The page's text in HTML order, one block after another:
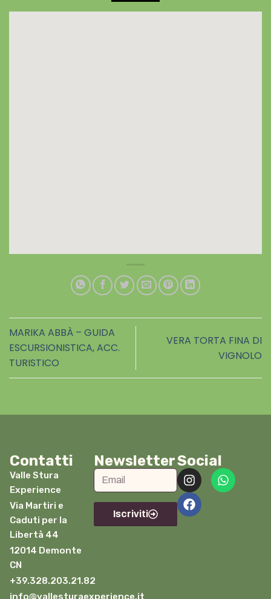
MARIKA ABBÀ – GUIDA
ESCURSIONISTICA, ACC.
TURISTICO
VERA TORTA FINA DI
VIGNOLO
Contatti
Valle Stura
Experience
Via Martiri e
Caduti per la
Libertà 44
12014 Demonte
CN
+39.328.203.21.82
info@vallesturaexperience.it
Newsletter
Iscriviti
Social